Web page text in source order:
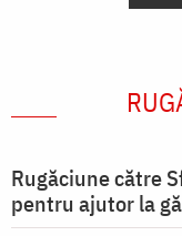
Rugăciune către
pentru ajutor la